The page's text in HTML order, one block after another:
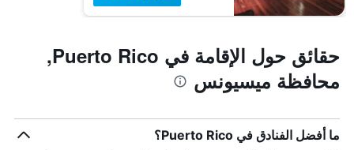
حقائق حول الإقامة في Puerto Rico,
محافظة ميسيونس
ما أفضل الفنادق في Puerto Rico؟